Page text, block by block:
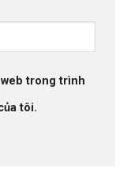
trong trình
tôi.